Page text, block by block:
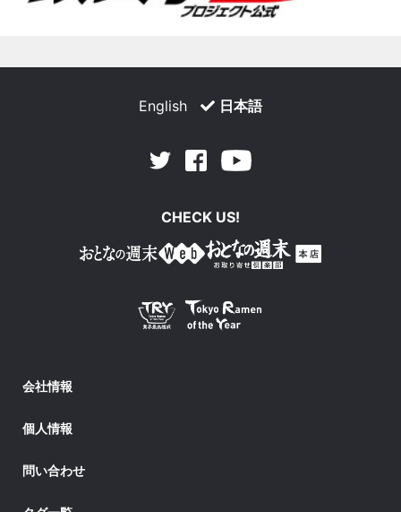
English 日本語
Twitter Facebook
CHECK US!
会社情報
個人情報
問い合わせ